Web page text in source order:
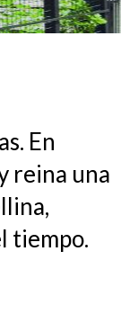
En
reina una
tiempo.